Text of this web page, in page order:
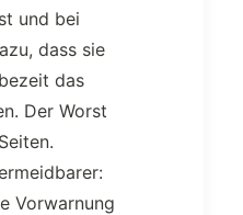
und bei
dass sie
das
Der Worst
Vorwarnung